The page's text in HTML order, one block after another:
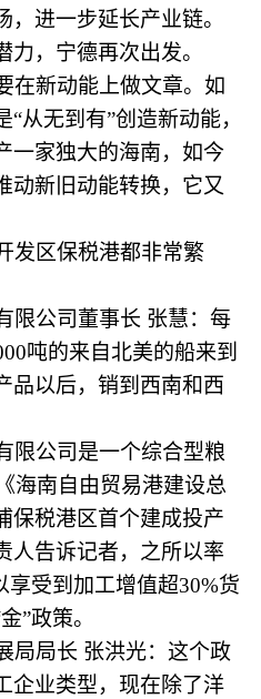
进一步延长产业链。
，宁德再次出发。
在新动能上做文章。如
从无到有”创造新动能，
一家独大的海南，如今
动新旧动能转换，它又
发区保税港都非常繁
限公司董事长 张慧：每
吨的来自北美的船来到
品以后，销到西南和西
限公司是一个综合型粮
海南自由贸易港建设总
保税港区首个建成投产
人告诉记者，之所以率
享受到加工增值超30%货
”政策。
局局长 张洪光：这个政
企业类型，现在除了洋